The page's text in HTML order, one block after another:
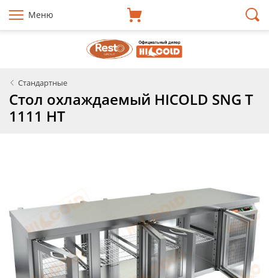
Меню
Cтандартные
Стол охлаждаемый HICOLD SNG T
1111 HT